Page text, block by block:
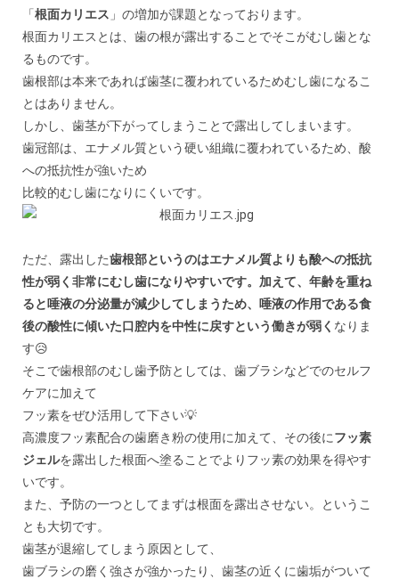
「根面カリエス 」の増加が課題となっております。
根面カリエスとは、歯の根が露出することでそこがむし歯とな
るものです。
歯根部は本来であれば歯茎に覆われているためむし歯になるこ
とはありません。
しかし、歯茎が下がってしまうことで露出してしまいます。
歯冠部は、エナメル質という硬い組織に覆われているため、酸
への抵抗性が強いため
比較的むし歯になりにくいです。
ただ、露出した歯根部というのはエナメル質よりも酸への抵抗
性が弱く非常にむし歯になりやすいです。加えて、年齢を重ね
ると唾液の分泌量が減少してしまうため、唾液の作用である食
後の酸性に傾いた口腔内を中性に戻すという働きが弱く なりま
す😥
そこで歯根部のむし歯予防としては、歯ブラシなどでのセルフ
ケアに加えて
フッ素をぜひ活用して下さい💡
高濃度フッ素配合の歯磨き粉の使用に加えて、その後にフッ素
ジェルを露出した根面へ塗ることでよりフッ素の効果を得やす
いです。
また、予防の一つとしてまずは根面を露出させない。というこ
とも大切です。
歯茎が退縮してしまう原因として、
歯ブラシの磨く強さが強かったり、歯茎の近くに歯垢がついて